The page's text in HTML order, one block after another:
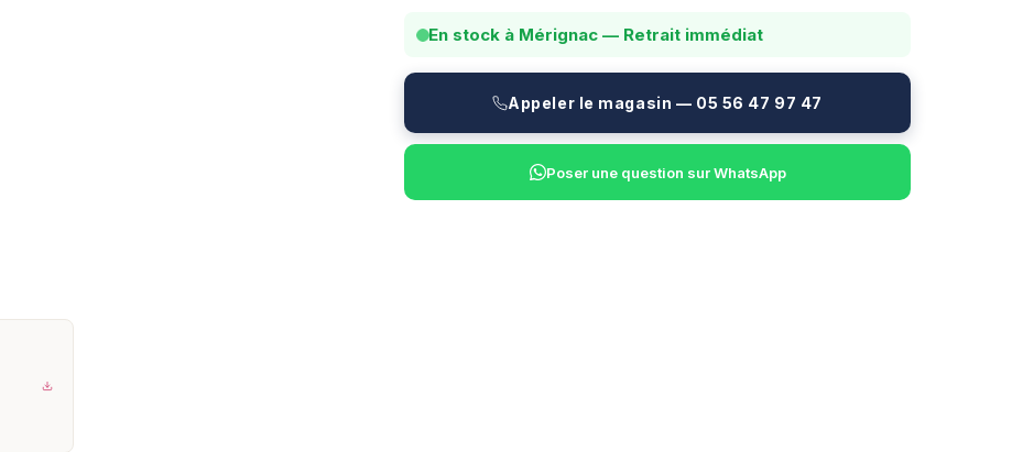
En stock à Mérignac — Retrait immédiat
Appeler le magasin — 05 56 47 97 47
Poser une question sur WhatsApp